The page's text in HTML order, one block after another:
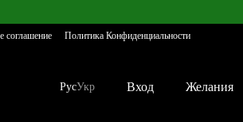
соглашение Политика Конфиденциальности
РусУкр Вход Желания